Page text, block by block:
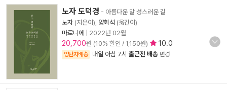
노자 도덕경 - 아름다운 말 성스러운 길
노자 (지은이), 양회석 (옮긴이)
마로니에
2022년 02월
20,700원 (10% 할인 / 1,150원) 10.0
양탄자배송 내일 아침 7시 출근전 배송 변경